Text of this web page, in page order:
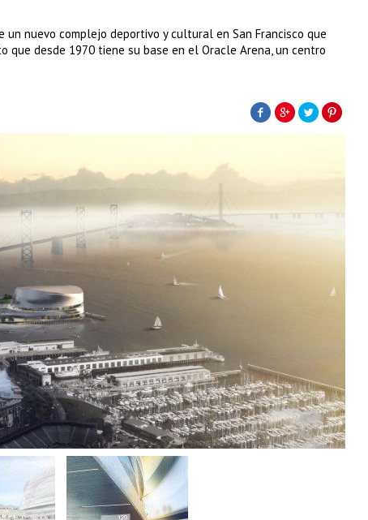
nuevo complejo deportivo y cultural en San Francisco que
desde 1970 tiene su base en el Oracle Arena, un centro